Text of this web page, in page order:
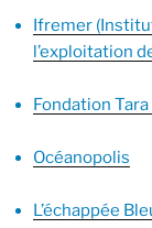
Ifremer
l’exploitation
Fondation Tara
Océanopolis
L’échappée